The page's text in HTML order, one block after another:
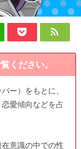
ください。
ー）をもとに、
愛傾向などを占
意識の中での性